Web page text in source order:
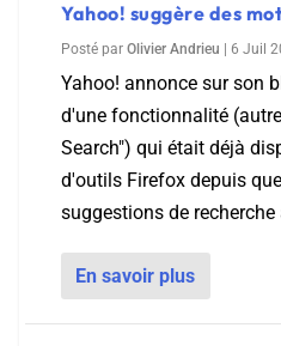
Yahoo! suggère des
Posté par Olivier Andrieu 6 Juil
Yahoo! annonce sur son
d'une fonctionnalité
Search") qui était déjà
d'outils Firefox depuis
suggestions de recherche
En savoir plus